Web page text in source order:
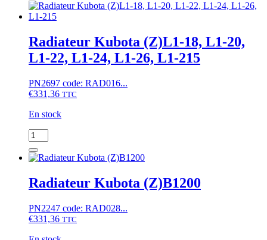
de
Radiateur
A15,
A17,
A19
Radiateur Kubota (Z)L1-18, L1-20,
L1-22, L1-24, L1-26, L1-215
PN2697 code: RAD016...
€331,36 TTC
En stock
quantité
de
Radiateur
(Z)L1-
18,
20,
L1-
Radiateur Kubota (Z)B1200
PN2247 code: RAD028...
€331,36 TTC